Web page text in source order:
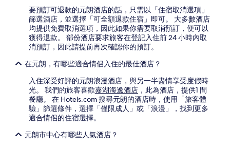
要預訂可退款的元朗酒店的話，只需以「住宿取消選項」
篩選酒店，並選擇「可全額退款住宿」即可。 大多數酒店
均提供免費取消選項，因此如果你需要取消預訂，便可以
獲得退款。 部份酒店要求旅客在登記入住前 24 小時內取
消預訂，因此請提前再次確認你的預訂。
在元朗，有哪些適合情侶入住的最佳酒店？
入住深受好評的元朗浪漫酒店，與另一半盡情享受度假時
光。 我們的旅客喜歡嘉湖海逸酒店 ，此為酒店，提供1 間
餐廳。 在 Hotels.com 搜尋元朗的酒店時，使用「旅客體
驗」篩選條件，選擇「僅限成人」或「浪漫」，找到更多
適合情侶的住宿選擇。
元朗市中心有哪些人氣酒店？